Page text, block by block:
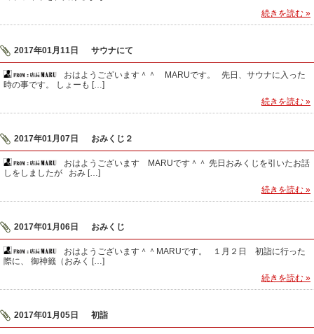
続きを読む »
2017年01月11日 サウナにて
おはようございます＾＾ MARUです。 先日、サウナに入った
時の事です。 しょーも […]
続きを読む »
2017年01月07日 おみくじ２
おはようございます MARUです＾＾ 先日おみくじを引いたお話
しをしましたが おみ […]
続きを読む »
2017年01月06日 おみくじ
おはようございます＾＾MARUです。 １月２日 初詣に行った
際に、 御神籤（おみく […]
続きを読む »
2017年01月05日 初詣